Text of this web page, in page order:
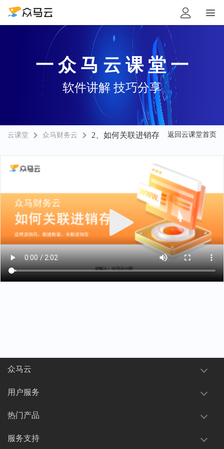
 
一 众 马 云 课 堂 一
软件讲解 技巧分享
云课堂 众马财务云 2、如何关联进销存 返回云课堂首页
众马云
用户服务
热门产品
服务支持